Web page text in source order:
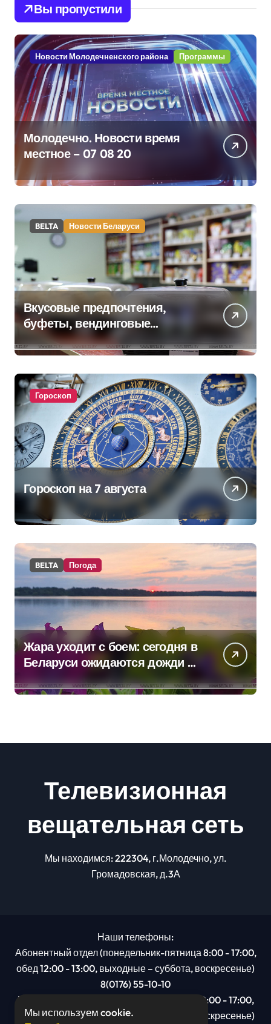
Вы пропустили
Новости Молодечненского района Программы
Молодечно. Новости время
местное – 07 08 20
BELTA Новости Беларуси
Вкусовые предпочтения,
буфеты, вендинговые
аппараты. Минобразования об
изменениях в школьном
питании
Гороскоп
Гороскоп на 7 августа
BELTA Погода
Жара уходит с боем: сегодня в
Беларуси ожидаются дожди и
грозы
Телевизионная
вещательная сеть
Мы находимся: 222304, г.Молодечно, ул.
Громадовская, д.3А
Наши телефоны:
Абонентный отдел (понедельник-пятница 8:00 - 17:00,
обед 12:00 - 13:00, выходные – суббота, воскресенье)
8(0176) 55-10-10
Рекламный отдел (понедельник-пятница 8:00 - 17:00,
обед 12:00 - 13:00, выходные – суббота, воскресенье)
Мы используем cookie.